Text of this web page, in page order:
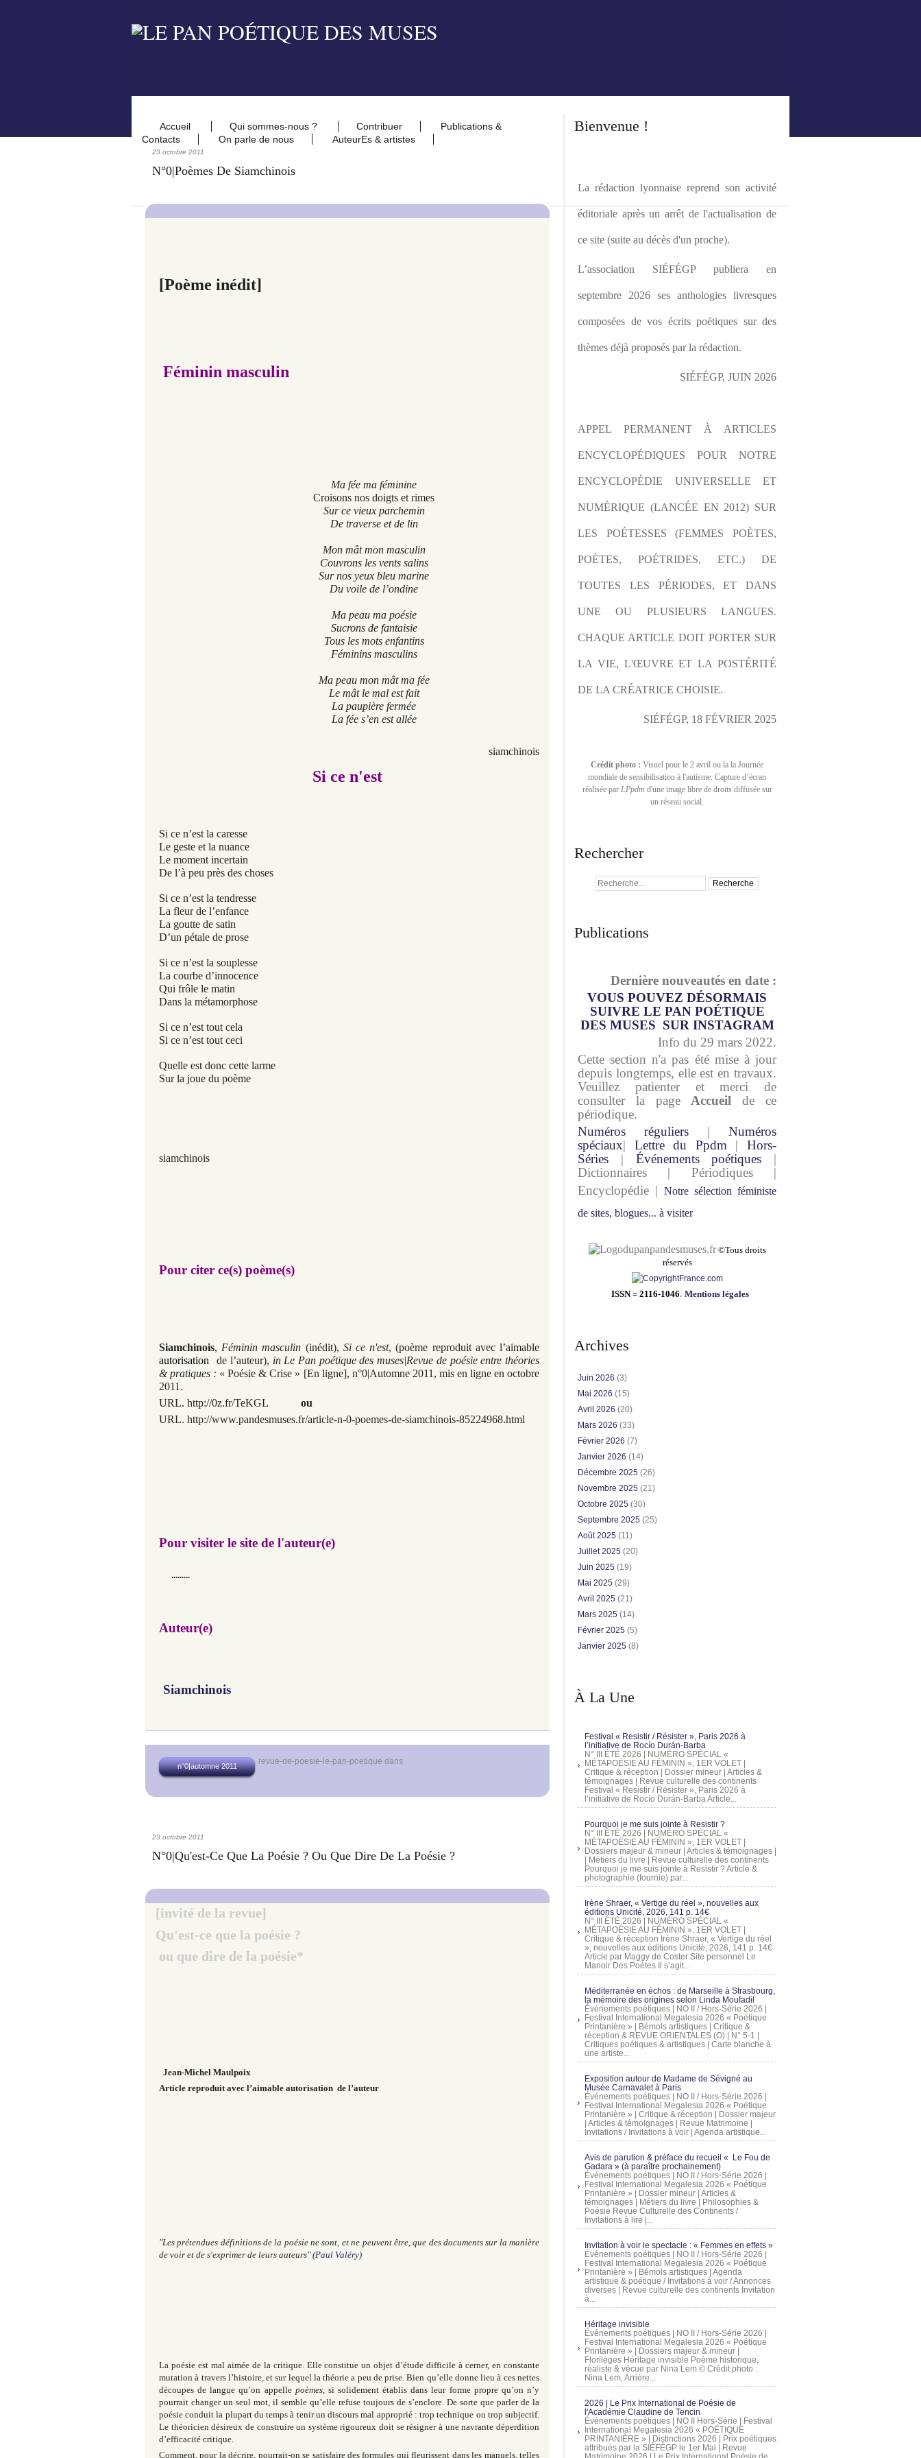
Accueil Qui sommes-nous ? Contribuer
Publications &
Contacts
On parle de nous AuteurEs & artistes
23 octobre 2011
N°0|Poèmes De Siamchinois
[Poème inédit]
Féminin masculin
Ma fée ma féminine
Croisons nos doigts et rimes
Sur ce vieux parchemin
De traverse et de lin
Mon mât mon masculin
Couvrons les vents salins
Sur nos yeux bleu marine
Du voile de l’ondine
Ma peau ma poésie
Sucrons de fantaisie
Tous les mots enfantins
Féminins masculins
Ma peau mon mât ma fée
Le mât le mal est fait
La paupière fermée
La fée s’en est allée
siamchinois
Si ce n'est
Si ce n’est la caresse
Le geste et la nuance
Le moment incertain
De l’à peu près des choses
Si ce n’est la tendresse
La fleur de l’enfance
La goutte de satin
D’un pétale de prose
Si ce n’est la souplesse
La courbe d’innocence
Qui frôle le matin
Dans la métamorphose
Si ce n’est tout cela
Si ce n’est tout ceci
Quelle est donc cette larme
Sur la joue du poème
siamchinois
Pour citer ce(s) poème(s)
Siamchinois, Féminin masculin (inédit), Si ce n'est, (poème reproduit avec l’aimable
autorisation
de l’auteur), in Le Pan poétique des muses|Revue de poésie entre théories
& pratiques : « Poésie & Crise » [En ligne], n°0|Automne 2011, mis en ligne en octobre
2011.
URL. http://0z.fr/TeKGL
ou
URL. http://www.pandesmuses.fr/article-n-0-poemes-de-siamchinois-85224968.html
Pour visiter le site de l'auteur(e)
.........
Auteur(e)
Siamchinois
revue-de-poesie-le-pan-poetique dans
n°0|automne 2011
23 octobre 2011
N°0|Qu'est-Ce Que La Poésie ? Ou Que Dire De La Poésie ?
[invité de la revue]
Qu'est-ce que la poésie ?
ou que dire de la poésie*
Jean-Michel Maulpoix
Article reproduit avec l’aimable autorisation de l’auteur
"Les prétendues définitions de la poésie ne sont, et ne peuvent être, que des documents sur la manière
de voir et de s'exprimer de leurs auteurs"(Paul Valéry)
La poésie est mal aimée de la critique. Elle constitue un objet d’étude difficile à cerner, en constante
mutation à travers l’histoire, et sur lequel la théorie a peu de prise. Bien qu’elle donne lieu à ces nettes
découpes de langue qu’on appelle poèmes, si solidement établis dans leur forme propre qu’on n’y
pourrait changer un seul mot, il semble qu’elle refuse toujours de s’enclore. De sorte que parler de la
poésie conduit la plupart du temps à tenir un discours mal approprié : trop technique ou trop subjectif.
Le théoricien désireux de construire un système rigoureux doit se résigner à une navrante déperdition
d’efficacité critique.
Comment, pour la décrire, pourrait-on se satisfaire des formules qui fleurissent dans les manuels, telles
Bienvenue !
La rédaction lyonnaise reprend son activité
éditoriale après un arrêt de l'actualisation de
ce site (suite au décès d'un proche).
L’association SIÉFÉGP publiera en
septembre 2026 ses anthologies livresques
composées de vos écrits poétiques sur des
thèmes déjà proposés par la rédaction.
SIÉFÉGP, JUIN 2026
APPEL PERMANENT À ARTICLES
ENCYCLOPÉDIQUES POUR NOTRE
ENCYCLOPÉDIE UNIVERSELLE ET
NUMÉRIQUE (LANCÉE EN 2012) SUR
LES POÉTESSES (FEMMES POÈTES,
POÈTES, POÉTRIDES, ETC.) DE
TOUTES LES PÉRIODES, ET DANS
UNE OU PLUSIEURS LANGUES.
CHAQUE ARTICLE DOIT PORTER SUR
LA VIE, L'ŒUVRE ET LA POSTÉRITÉ
DE LA CRÉATRICE CHOISIE.
SIÉFÉGP, 18 FÉVRIER 2025
Crédit photo : Visuel pour le 2 avril ou la la Journée
mondiale de sensibilisation à l'autisme. Capture d’écran
réalisée par LPpdm d'une image libre de droits diffusée sur
un réseau social.
Rechercher
Publications
Dernière nouveautés en date :
VOUS POUVEZ DÉSORMAIS
SUIVRE LE PAN POÉTIQUE
DES MUSES SUR INSTAGRAM
Info du 29 mars 2022.
Cette section n'a pas été mise à jour
depuis longtemps, elle est en travaux.
Veuillez patienter et merci de
consulter la page Accueil de ce
périodique.
Numéros réguliers | Numéros
spéciaux| Lettre du Ppdm |Hors-
Séries | Événements poétiques |
Dictionnaires | Périodiques |
Encyclopédie | Notre sélection féministe
de sites, blogues... à visiter
pandesmuses.fr ©Tous droits
réservés
ISSN = 2116-1046. Mentions légales
Archives
Juin 2026 (3)
Mai 2026 (15)
Avril 2026 (20)
Mars 2026 (33)
Février 2026 (7)
Janvier 2026 (14)
Décembre 2025 (26)
Novembre 2025 (21)
Octobre 2025 (30)
Septembre 2025 (25)
Août 2025 (11)
Juillet 2025 (20)
Juin 2025 (19)
Mai 2025 (29)
Avril 2025 (21)
Mars 2025 (14)
Février 2025 (5)
Janvier 2025 (8)
À La Une
Festival « Resistir / Résister », Paris 2026 à
l’initiative de Rocío Durán-Barba
N° III ÉTÉ 2026 | NUMÉRO SPÉCIAL «
MÉTAPOÉSIE AU FÉMININ », 1ER VOLET |
Critique & réception | Dossier mineur | Articles &
témoignages | Revue culturelle des continents
Festival « Resistir / Résister », Paris 2026 à
l’initiative de Rocío Durán-Barba Article...
Pourquoi je me suis jointe à Resistir ?
N° III ÉTÉ 2026 | NUMÉRO SPÉCIAL «
MÉTAPOÉSIE AU FÉMININ », 1ER VOLET |
Dossiers majeur & mineur | Articles & témoignages |
| Métiers du livre | Revue culturelle des continents
Pourquoi je me suis jointe à Resistir ? Article &
photographie (fournie) par...
Irène Shraer, « Vertige du réel », nouvelles aux
éditions Unicité, 2026, 141 p. 14€
N° III ÉTÉ 2026 | NUMÉRO SPÉCIAL «
MÉTAPOÉSIE AU FÉMININ », 1ER VOLET |
Critique & réception Irène Shraer, « Vertige du réel
», nouvelles aux éditions Unicité, 2026, 141 p. 14€
Article par Maggy de Coster Site personnel Le
Manoir Des Poètes Il s’agit...
Méditerranée en échos : de Marseille à Strasbourg,
la mémoire des origines selon Linda Moufadil
Événements poétiques | NO II / Hors-Série 2026 |
Festival International Megalesia 2026 « Poétique
Printanière » | Bémols artistiques | Critique &
réception & REVUE ORIENTALES (O) | N° 5-1 |
Critiques poétiques & artistiques | Carte blanche à
une artiste...
Exposition autour de Madame de Sévigné au
Musée Carnavalet à Paris
Événements poétiques | NO II / Hors-Série 2026 |
Festival International Megalesia 2026 « Poétique
Printanière » | Critique & réception | Dossier majeur
| Articles & témoignages | Revue Matrimoine |
Invitations / Invitations à voir | Agenda artistique...
Avis de parution & préface du recueil « Le Fou de
Gadara » (à paraître prochainement)
Événements poétiques | NO II / Hors-Série 2026 |
Festival International Megalesia 2026 « Poétique
Printanière » | Dossier mineur | Articles &
témoignages | Métiers du livre | Philosophies &
Poésie Revue Culturelle des Continents /
Invitations à lire |...
Invitation à voir le spectacle : « Femmes en effets »
Événements poétiques | NO II / Hors-Série 2026 |
Festival International Megalesia 2026 « Poétique
Printanière » | Bémols artistiques | Agenda
artistique & poétique / Invitations à voir / Annonces
diverses | Revue culturelle des continents Invitation
à...
Héritage invisible
Événements poétiques | NO II / Hors-Série 2026 |
Festival International Megalesia 2026 « Poétique
Printanière » | Dossiers majeur & mineur |
Florilèges Héritage invisible Poème historique,
réaliste & vécue par Nina Lem © Crédit photo :
Nina Lem, Arrière...
2026 | Le Prix International de Poésie de
l'Académie Claudine de Tencin
Événements poétiques | NO II Hors-Série | Festival
International Megalesia 2026 « POÉTIQUE
PRINTANIÈRE » | Distinctions 2026 | Prix poétiques
attribués par la SIÉFÉGP le 1er Mai | Revue